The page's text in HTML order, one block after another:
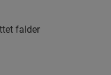
falder